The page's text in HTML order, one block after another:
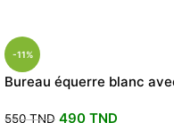
-11%
Bureau équerre blanc
550TND 490 TND